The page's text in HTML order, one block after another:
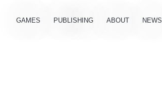
GAMES PUBLISHING ABOUT NEWS